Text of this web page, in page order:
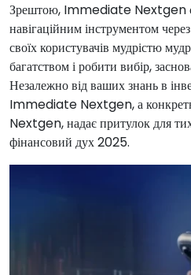
Зрештою, Immediate Nextgen
навігаційним інструментом
своїх користувачів мудрістю
багатством і робити вибір,
Незалежно від ваших знань в
Immediate Nextgen, а
Nextgen, надає притулок для
фінансовий дух 2025.